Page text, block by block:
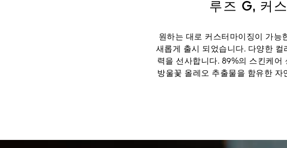
루즈 G, 커
원하는 대로 커스터마이징이 가능
새롭게 출시 되었습니다. 다양한
력을 선사합니다. 89%의 스킨케어
방울꽃 올레오 추출물을 함유한
며 겔랑의 노하우와 노력을 고스